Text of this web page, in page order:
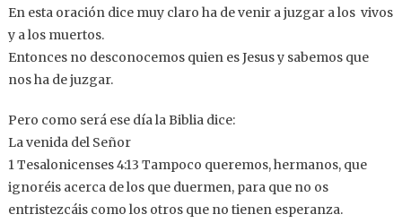
En esta oración dice muy claro ha de venir a juzgar a los vivos
y a los muertos.
Entonces no desconocemos quien es Jesus y sabemos que
nos ha de juzgar.
Pero como será ese día la Biblia dice:
La venida del Señor
1 Tesalonicenses 4:13 Tampoco queremos, hermanos, que
ignoréis acerca de los que duermen, para que no os
entristezcáis como los otros que no tienen esperanza.